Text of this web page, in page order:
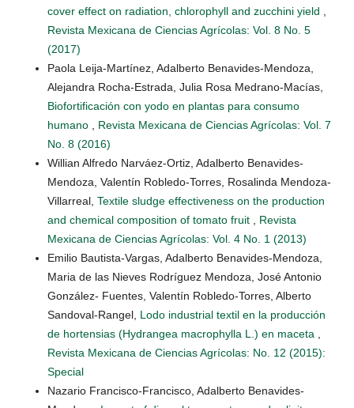
cover effect on radiation, chlorophyll and zucchini yield
Revista Mexicana de Ciencias Agrícolas: Vol. 8 No. 5
(2017)
Paola Leija-Martínez, Adalberto Benavides-Mendoza,
Alejandra Rocha-Estrada, Julia Rosa Medrano-Macías,
Biofortificación con yodo en plantas para consumo
humano
Revista Mexicana de Ciencias Agrícolas: Vol. 7
No. 8 (2016)
Willian Alfredo Narváez-Ortiz, Adalberto Benavides-
Mendoza, Valentín Robledo-Torres, Rosalinda Mendoza-
Villarreal, Textile sludge effectiveness on the production
and chemical composition of tomato fruit
Revista
Mexicana de Ciencias Agrícolas: Vol. 4 No. 1 (2013)
Emilio Bautista-Vargas, Adalberto Benavides-Mendoza,
Maria de las Nieves Rodríguez Mendoza, José Antonio
González- Fuentes, Valentín Robledo-Torres, Alberto
Sandoval-Rangel, Lodo industrial textil en la producción
de hortensias (Hydrangea macrophylla L.) en maceta
Revista Mexicana de Ciencias Agrícolas: No. 12 (2015):
Special
Nazario Francisco-Francisco, Adalberto Benavides-